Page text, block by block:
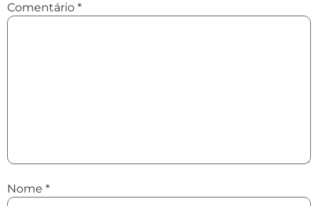
Comentário *
Nome *